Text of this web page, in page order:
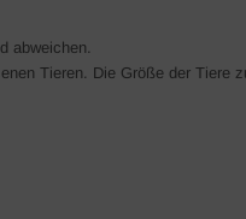
abweichen.
Tieren. Die Größe der Tiere